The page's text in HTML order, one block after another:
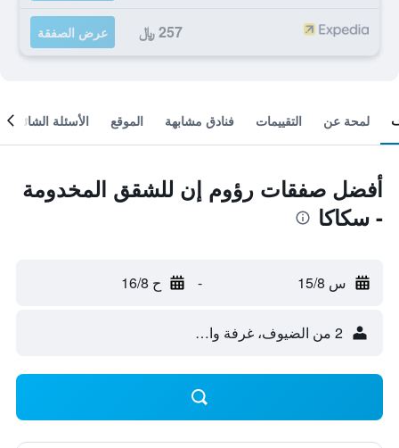
257 ﷼ عرض الصفقة
لمحة عن التقييمات فنادق مشابهة الموقع الأسئلة الشائعة
أفضل صفقات رؤوم إن للشقق المخدومة
- سكاكا
س 15/8 - ح 16/8
2 من الضيوف، غرفة واحدة